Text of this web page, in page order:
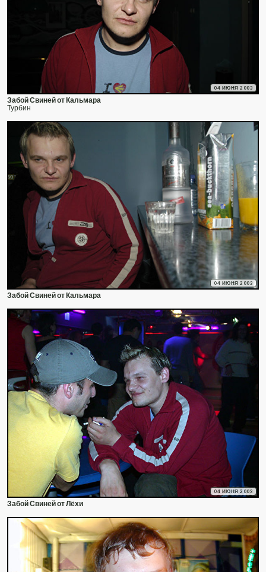
04 ИЮНЯ 2003
Забой Свиней от Кальмара
Турбин
04 ИЮНЯ 2003
Забой Свиней от Кальмара
04 ИЮНЯ 2003
Забой Свиней от Лёхи